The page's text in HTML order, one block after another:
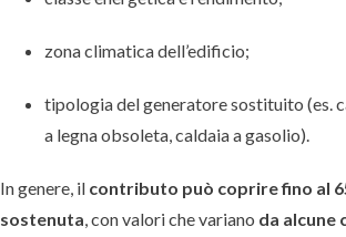
zona climatica dell’edificio;
tipologia del generatore sostituito (es.
a legna obsoleta, caldaia a gasolio).
In genere, il contributo può coprire fino al
sostenuta , con valori che variano da alcune